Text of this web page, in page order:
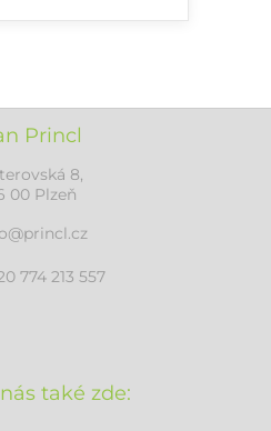
Princl
8,
00 Plzeň
774 213 557
také zde: